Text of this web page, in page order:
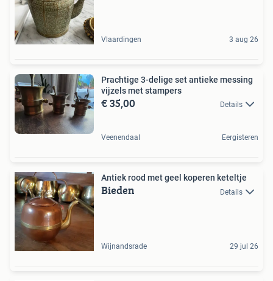
Vlaardingen 3 aug 26
Prachtige 3-delige set antieke messing
vijzels met stampers
€ 35,00 Details
Veenendaal Eergisteren
Antiek rood met geel koperen keteltje
Bieden Details
Wijnandsrade 29 jul 26